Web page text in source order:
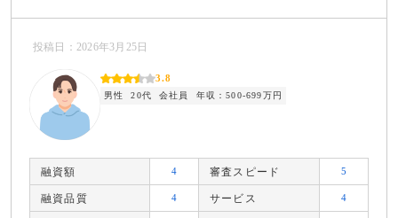
投稿日：2026年3月25日
3.8
男性 20代 会社員 年収：500-699万円
融資額 4 審査スピード 5
融資品質 4 サービス 4